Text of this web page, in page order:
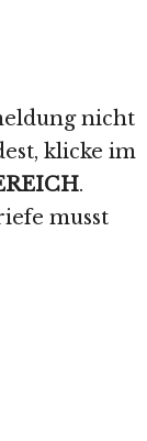
nicht
klicke im
.
musst